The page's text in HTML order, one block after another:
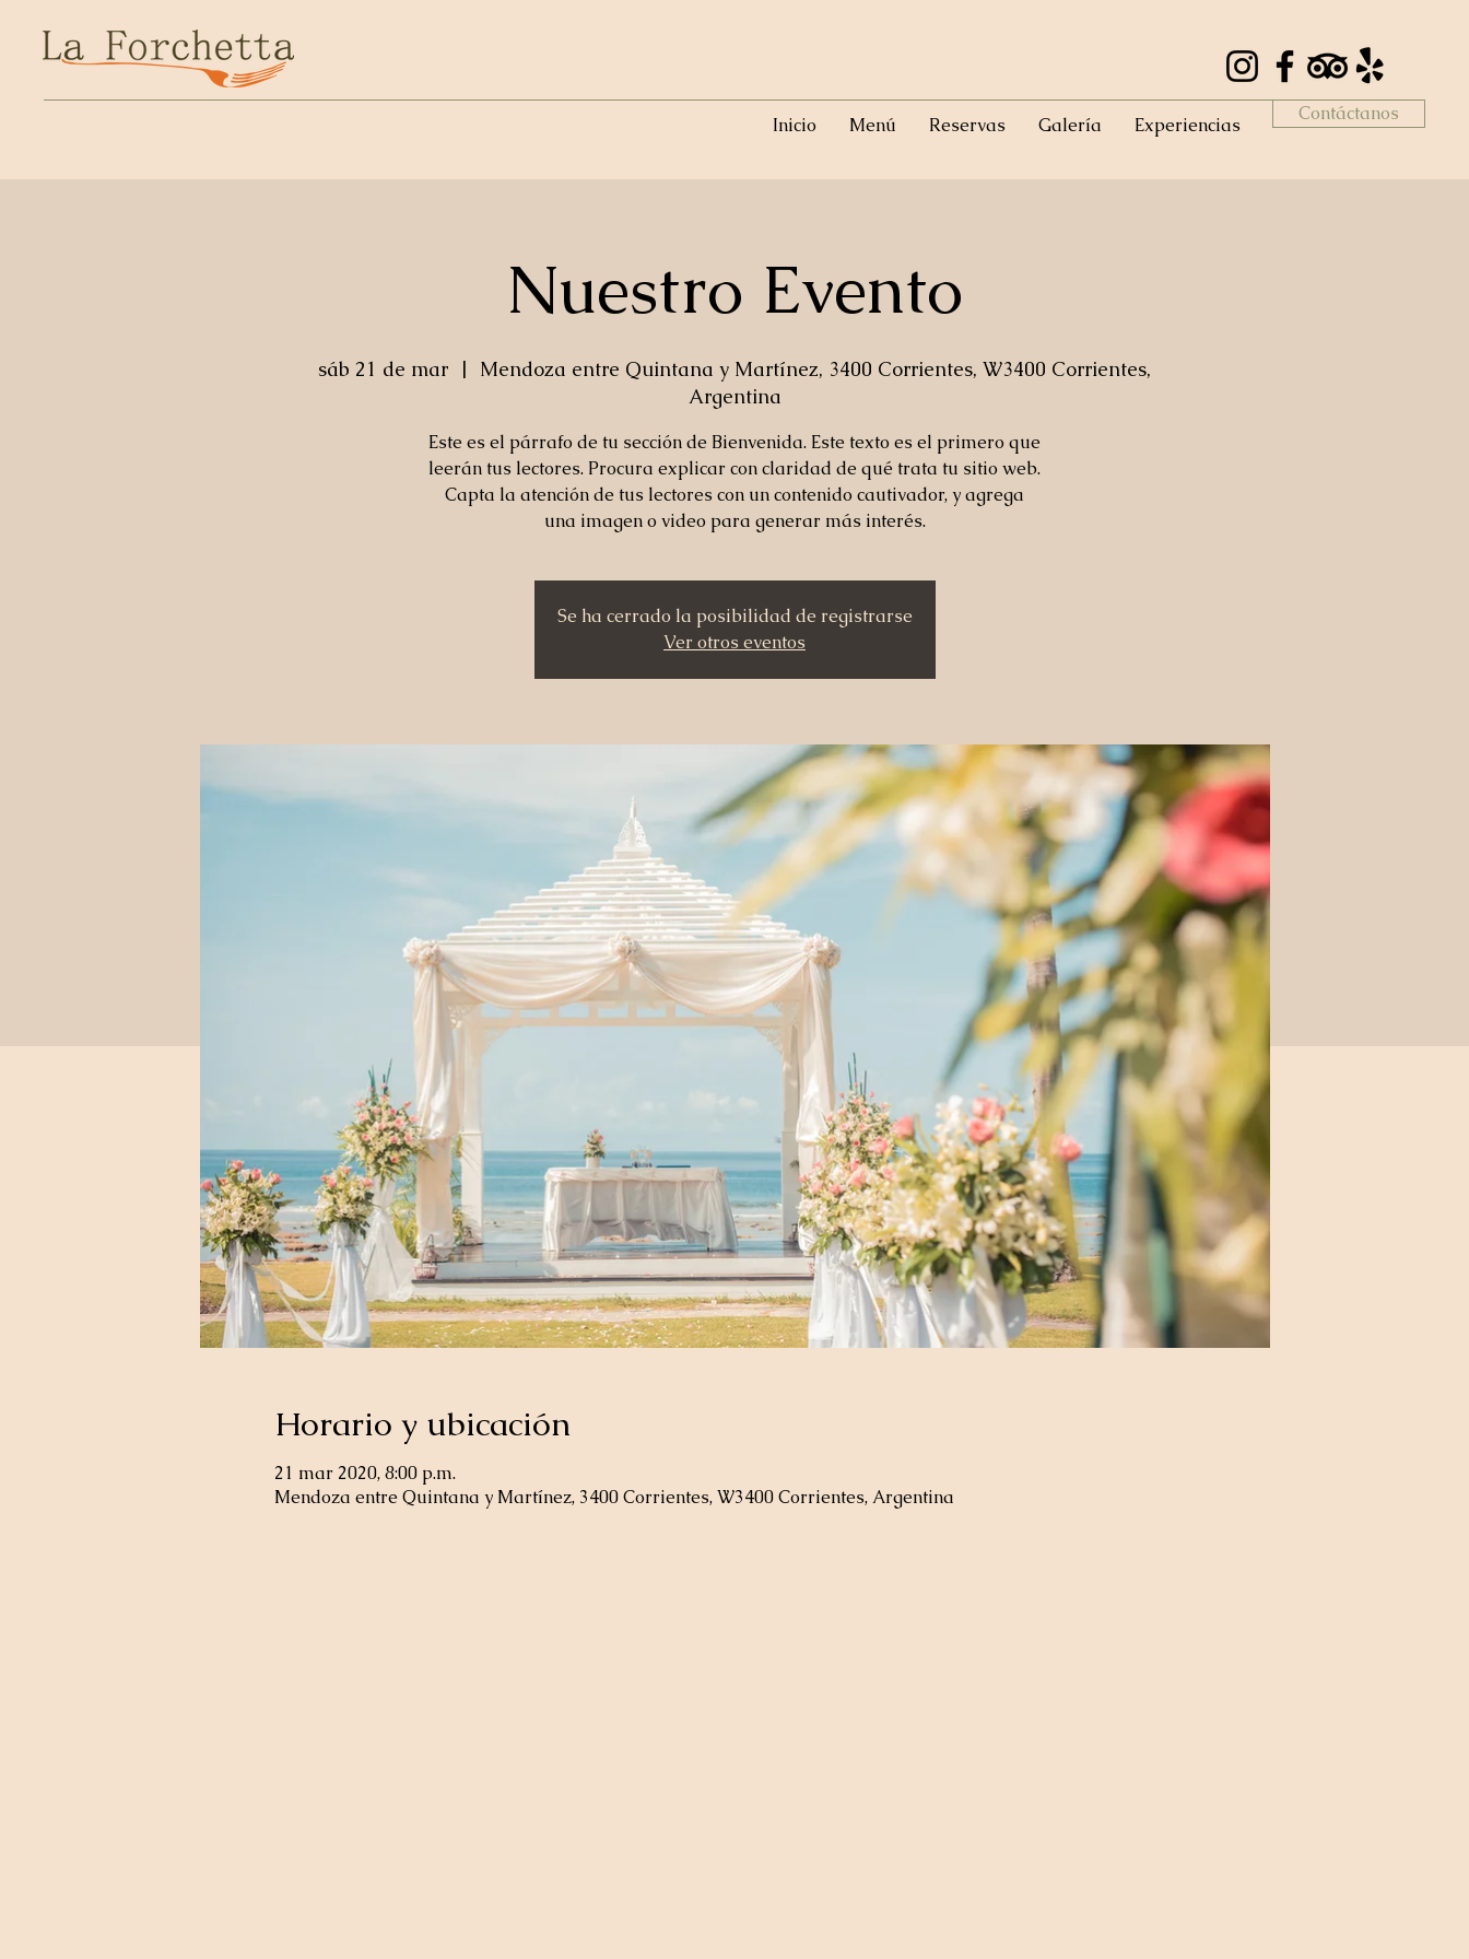
Inicio Menú Reservas Galería Experiencias
Contáctanos
Nuestro Evento
sáb 21 de mar
  |
Mendoza entre Quintana y Martínez, 3400 Corrientes, W3400 Corrientes,
Argentina
Este es el párrafo de tu sección de Bienvenida. Este texto es el primero que
leerán tus lectores. Procura explicar con claridad de qué trata tu sitio web.
Capta la atención de tus lectores con un contenido cautivador, y agrega
una imagen o video para generar más interés.
Se ha cerrado la posibilidad de registrarse
Ver otros eventos
Horario y ubicación
21 mar 2020, 8:00 p.m.
Mendoza entre Quintana y Martínez, 3400 Corrientes, W3400 Corrientes, Argentina